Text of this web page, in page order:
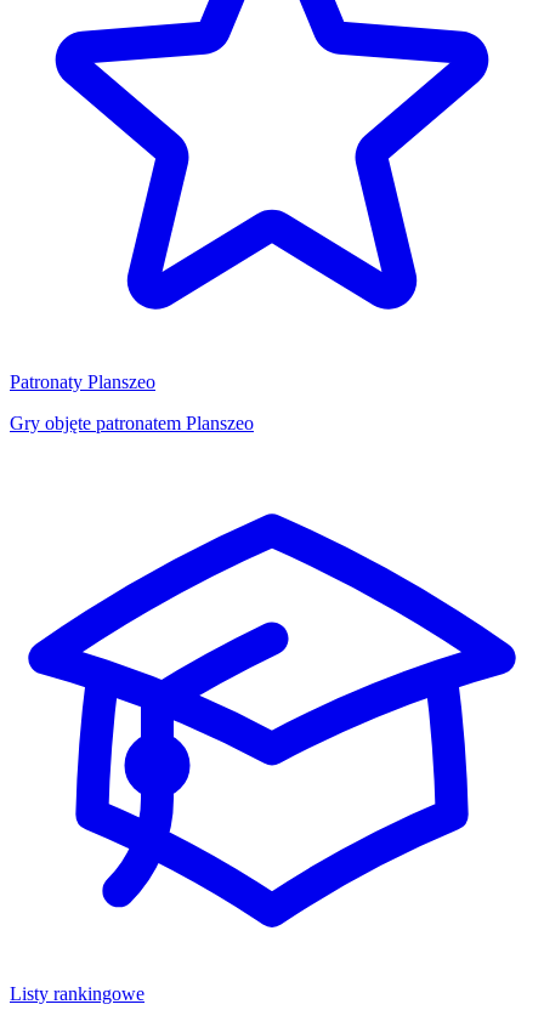
Patronaty Planszeo
Gry objęte patronatem Planszeo
Listy rankingowe